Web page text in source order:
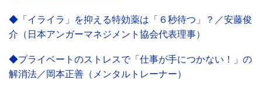
◆「イライラ」を抑える特効薬は「６秒待つ」？／安藤俊
介（日本アンガーマネジメント協会代表理事）
◆プライベートのストレスで「仕事が手につかない！」の
解消法／岡本正善（メンタルトレーナー）